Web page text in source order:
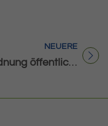
NEUERE
am 20.06.2024